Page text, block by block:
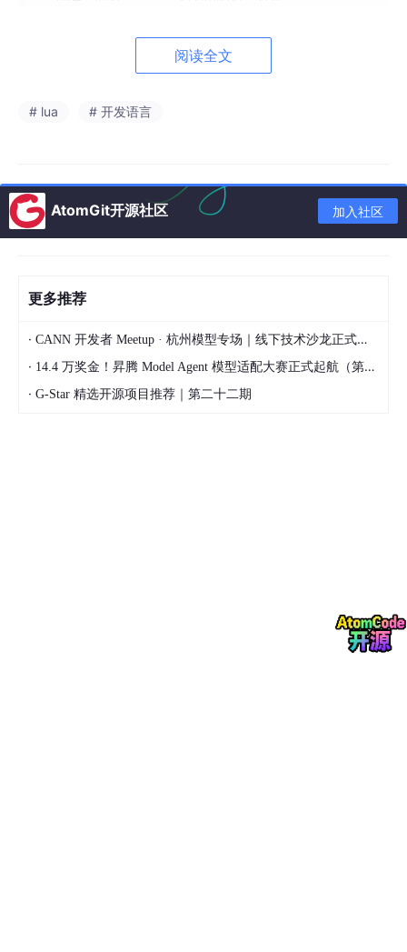
桌面会自动建快捷方式。若想让所有用户用，需放到
`C:\Program Files`再手动建快捷方式（一般没必要）。
"New → Request"
​ 新建标签
页。
常工作。
阅读全文
# lua # 开发语言
AtomGit开源社区 加入社区
更多推荐
· CANN 开发者 Meetup · 杭州模型专场｜线下技术沙龙正式开启报名！
· 14.4 万奖金！昇腾 Model Agent 模型适配大赛正式起航（第二季）
· G-Star 精选开源项目推荐｜第二十二期